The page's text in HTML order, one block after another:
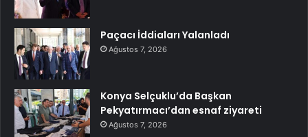
Paçacı İddiaları Yalanladı
Ağustos 7, 2026
Konya Selçuklu’da Başkan
Pekyatırmacı’dan esnaf ziyareti
Ağustos 7, 2026